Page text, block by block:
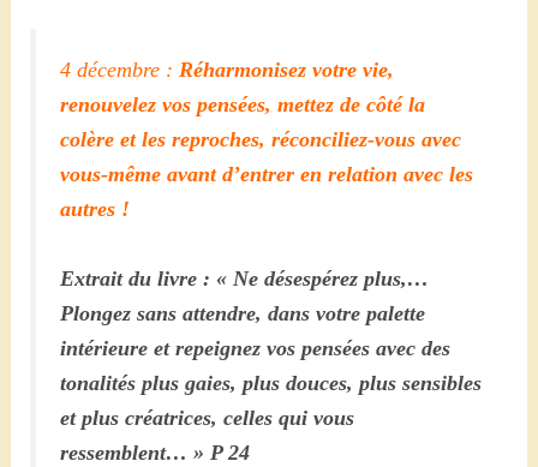
4 décembre : Réharmonisez votre vie,
renouvelez vos pensées, mettez de côté la
colère et les reproches, réconciliez-vous avec
vous-même avant d’entrer en relation avec les
autres !
Extrait du livre : « Ne désespérez plus,…
Plongez sans attendre, dans votre palette
intérieure et repeignez vos pensées avec des
tonalités plus gaies, plus douces, plus sensibles
et plus créatrices, celles qui vous
ressemblent… » P 24